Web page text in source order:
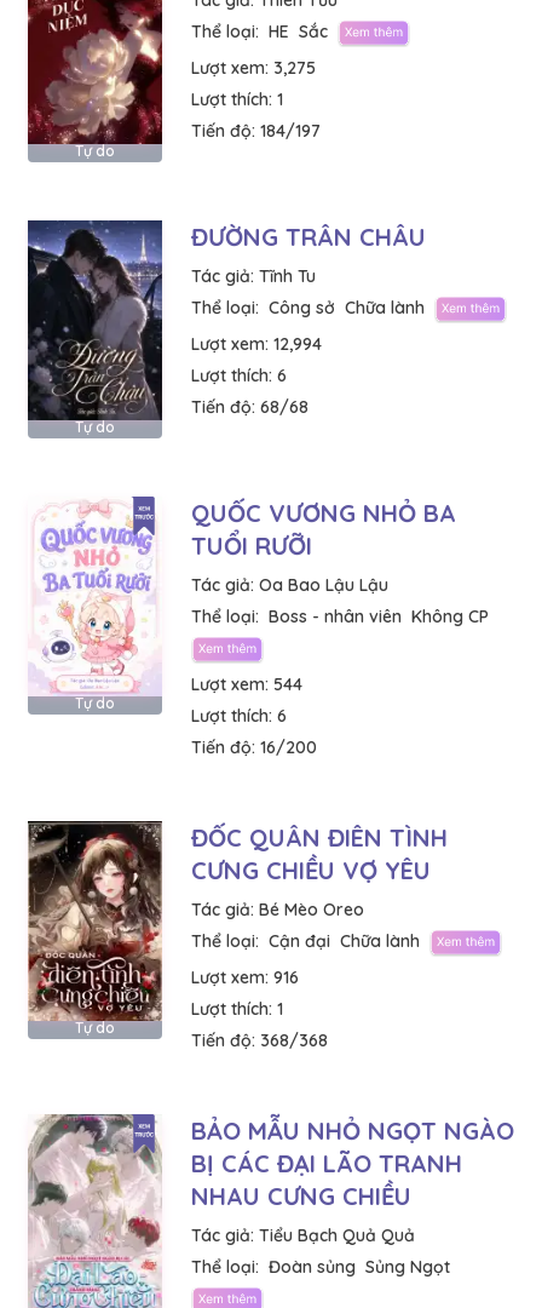
Tự do
Thể loại: HE Sắc
Lượt xem: 3,275
Lượt thích: 1
Tiến độ: 184/197
Tự do
ĐƯỜNG TRÂN CHÂU
Tác giả: Tĩnh Tu
Thể loại: Công sở Chữa lành
Lượt xem: 12,994
Lượt thích: 6
Tiến độ: 68/68
Tự do
QUỐC VƯƠNG NHỎ BA
TUỔI RƯỠI
Tác giả: Oa Bao Lậu Lậu
Thể loại: Boss - nhân viên Không CP
Lượt xem: 544
Lượt thích: 6
Tiến độ: 16/200
Tự do
ĐỐC QUÂN ĐIÊN TÌNH
CƯNG CHIỀU VỢ YÊU
Tác giả: Bé Mèo Oreo
Thể loại: Cận đại Chữa lành
Lượt xem: 916
Lượt thích: 1
Tiến độ: 368/368
BẢO MẪU NHỎ NGỌT NGÀO
BỊ CÁC ĐẠI LÃO TRANH
NHAU CƯNG CHIỀU
Tác giả: Tiểu Bạch Quả Quả
Thể loại: Đoàn sủng Sủng Ngọt